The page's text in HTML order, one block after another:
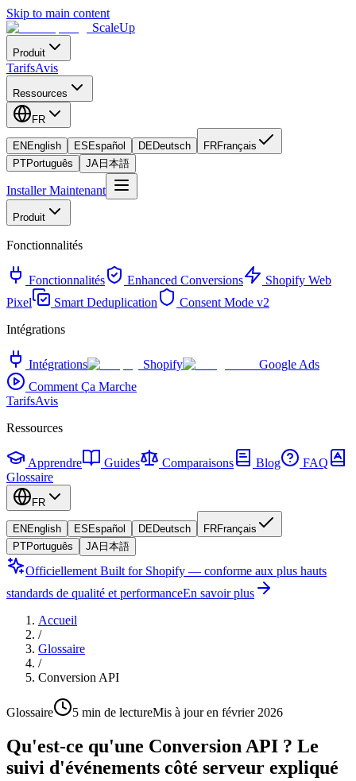
Skip to main content
ScaleUp
Produit
TarifsAvis
Ressources
FR
EN English ES Español DEDeutsch FRFrançais
PTPortuguês JA 日本語
Installer Maintenant
Produit
Fonctionnalités
Fonctionnalités Enhanced Conversions
Shopify Web
Pixel
Smart Deduplication
Consent Mode v2
Intégrations
Intégrations Shopify
Google Ads
Comment Ça Marche
TarifsAvis
Ressources
Apprendre Guides Comparaisons Blog
FAQ
Glossaire
FR
EN English ES Español DEDeutsch FRFrançais
PTPortuguês JA 日本語
Officiellement Built for Shopify — conforme aux plus hauts
standards de qualité et performanceEn savoir plus
Accueil
/
Glossaire
/
Conversion API
Glossaire 5 min de lectureMis à jour en février 2026
Qu'est-ce qu'une Conversion API ? Le
suivi d'événements côté serveur expliqué